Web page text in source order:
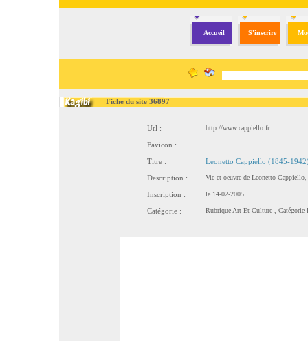
Accueil S'inscrire
Fiche du site 36897
Url : http://www.cappiello.fr
Favicon :
Titre :
Leonetto Cappiello (1845-
Description :
Vie et oeuvre de Leonetto
Inscription : le 14-02-2005
Catégorie : Rubrique Art Et Culture, Catégorie